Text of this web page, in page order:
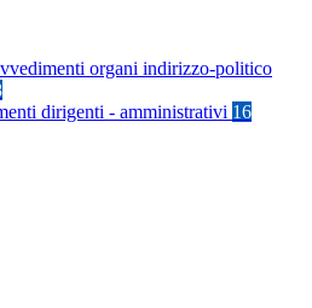
organi indirizzo-politico
dirigenti - amministrativi 16